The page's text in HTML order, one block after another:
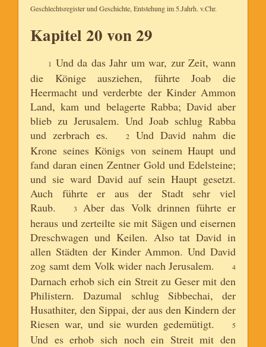
Geschlechtsregister und Geschichte, Entstehung im 5.Jahrh. v.Chr.
Kapitel 20 von 29
1 Und da das Jahr um war, zur Zeit, wann
die Könige ausziehen, führte Joab die
Heermacht und verderbte der Kinder Ammon
Land, kam und belagerte Rabba; David aber
blieb zu Jerusalem. Und Joab schlug Rabba
und zerbrach es.
2
Und David nahm die
Krone seines Königs von seinem Haupt und
fand daran einen Zentner Gold und Edelsteine;
und sie ward David auf sein Haupt gesetzt.
Auch führte er aus der Stadt sehr viel
Raub.
3
Aber das Volk drinnen führte er
heraus und zerteilte sie mit Sägen und eisernen
Dreschwagen und Keilen. Also tat David in
allen Städten der Kinder Ammon. Und David
zog samt dem Volk wider nach Jerusalem.
4
Darnach erhob sich ein Streit zu Geser mit den
Philistern. Dazumal schlug Sibbechai, der
Husathiter, den Sippai, der aus den Kindern der
Riesen war, und sie wurden gedemütigt.
5
Und es erhob sich noch ein Streit mit den